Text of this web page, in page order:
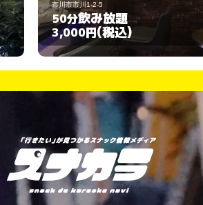
市川市市川1-2-5
50分飲み放題
3,000円(税込)